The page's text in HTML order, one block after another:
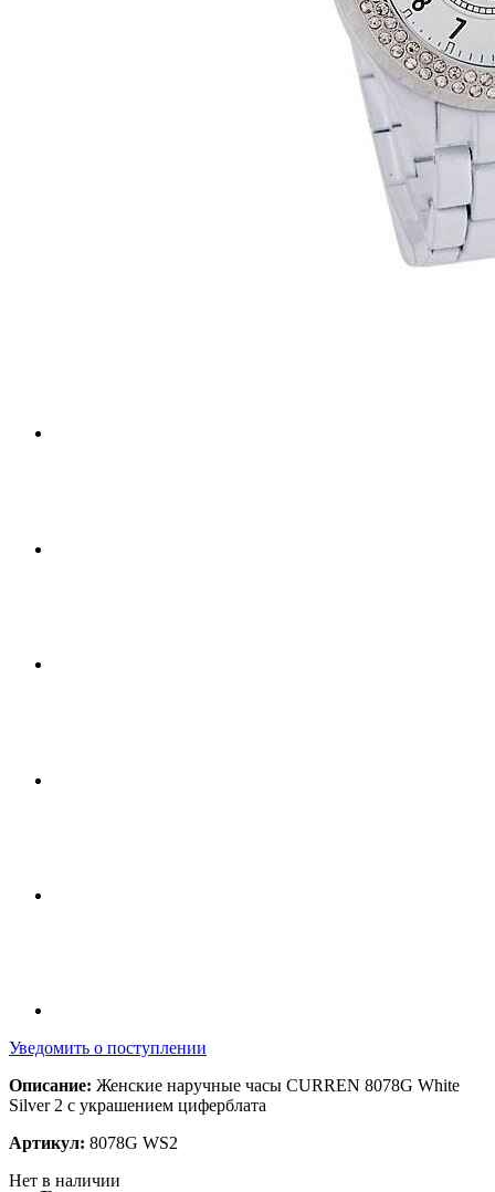
Уведомить о поступлении
Описание: Женские наручные часы CURREN 8078G White
Silver 2 с украшением циферблата
Артикул: 8078G WS2
Нет в наличии